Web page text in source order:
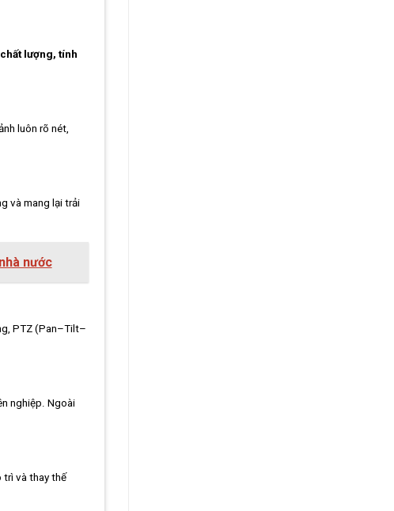
chất lượng, tính
luôn rõ nét,
và mang lại trải
nước
PTZ (Pan–Tilt–
nghiệp. Ngoài
trì và thay thế